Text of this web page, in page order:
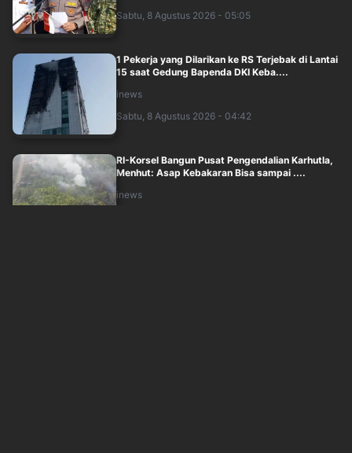
Sabtu, 8 Agustus 2026 - 05:05
1 Pekerja yang Dilarikan ke RS Terjebak di Lantai
15 saat Gedung Bapenda DKI Keba....
inews
Sabtu, 8 Agustus 2026 - 04:42
RI-Korsel Bangun Pusat Pengendalian Karhutla,
Menhut: Asap Kebakaran Bisa sampai ....
inews